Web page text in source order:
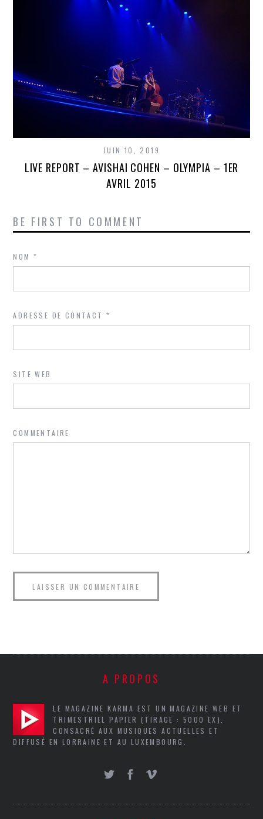
JUIN 10, 2019
LIVE REPORT – AVISHAI COHEN – OLYMPIA – 1ER
AVRIL 2015
BE FIRST TO COMMENT
NOM*
ADRESSE DE CONTACT*
SITE WEB
COMMENTAIRE
A PROPOS
LE MAGAZINE KARMA EST UN MAGAZINE WEB ET
TRIMESTRIEL PAPIER (TIRAGE : 5000 EX),
CONSACRÉ AUX MUSIQUES ACTUELLES ET
DIFFUSÉ EN LORRAINE ET AU LUXEMBOURG.